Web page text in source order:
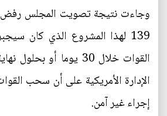
139 لهذا المشروع الذي كان
إجراء غير آمن.